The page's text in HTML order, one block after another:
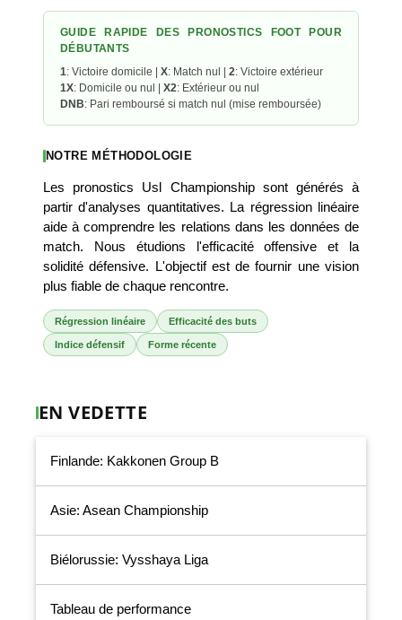
GUIDE RAPIDE DES PRONOSTICS FOOT POUR
DÉBUTANTS
1: Victoire domicile | X: Match nul | 2: Victoire extérieur
1X: Domicile ou nul | X2: Extérieur ou nul
DNB: Pari remboursé si match nul (mise remboursée)
NOTRE MÉTHODOLOGIE
Les pronostics Usl Championship sont générés à
partir d'analyses quantitatives. La régression linéaire
aide à comprendre les relations dans les données de
match. Nous étudions l'efficacité offensive et la
solidité défensive. L'objectif est de fournir une vision
plus fiable de chaque rencontre.
Régression linéaire Efficacité des buts
Indice défensif Forme récente
EN VEDETTE
Finlande: Kakkonen Group B
Asie: Asean Championship
Biélorussie: Vysshaya Liga
Tableau de performance